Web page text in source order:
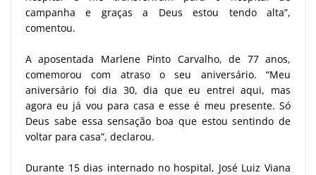
campanha e graças a Deus estou tendo alta”,
comentou.
A aposentada Marlene Pinto Carvalho, de 77 anos,
comemorou com atraso o seu aniversário. “Meu
aniversário foi dia 30, dia que eu entrei aqui, mas
agora eu já vou para casa e esse é meu presente. Só
Deus sabe essa sensação boa que estou sentindo de
voltar para casa”, declarou.
Durante 15 dias internado no hospital, José Luiz Viana